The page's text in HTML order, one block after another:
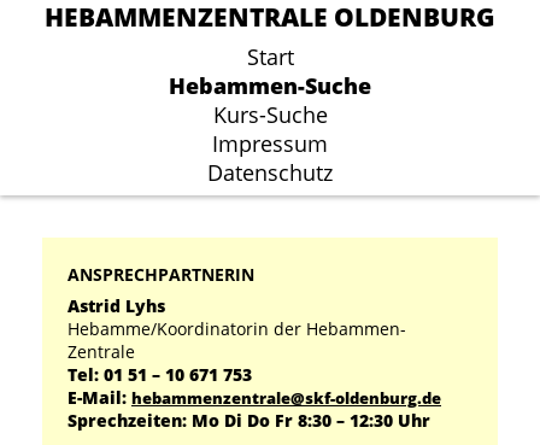
HEBAMMENZENTRALE OLDENBURG
Start
Hebammen-Suche
Kurs-Suche
Impressum
Datenschutz
HEBAMMENZENTRALE OLDENBURG
Start
Hebammen-Suche
Kurs-Suche
Impressum
Datenschutz
ANSPRECHPARTNERIN
Astrid Lyhs
Hebamme/Koordinatorin der Hebammen-
Zentrale
Tel: 01 51 – 10 671 753
E-Mail: hebammenzentrale@skf-oldenburg.de
Sprechzeiten: Mo Di Do Fr 8:30 – 12:30 Uhr